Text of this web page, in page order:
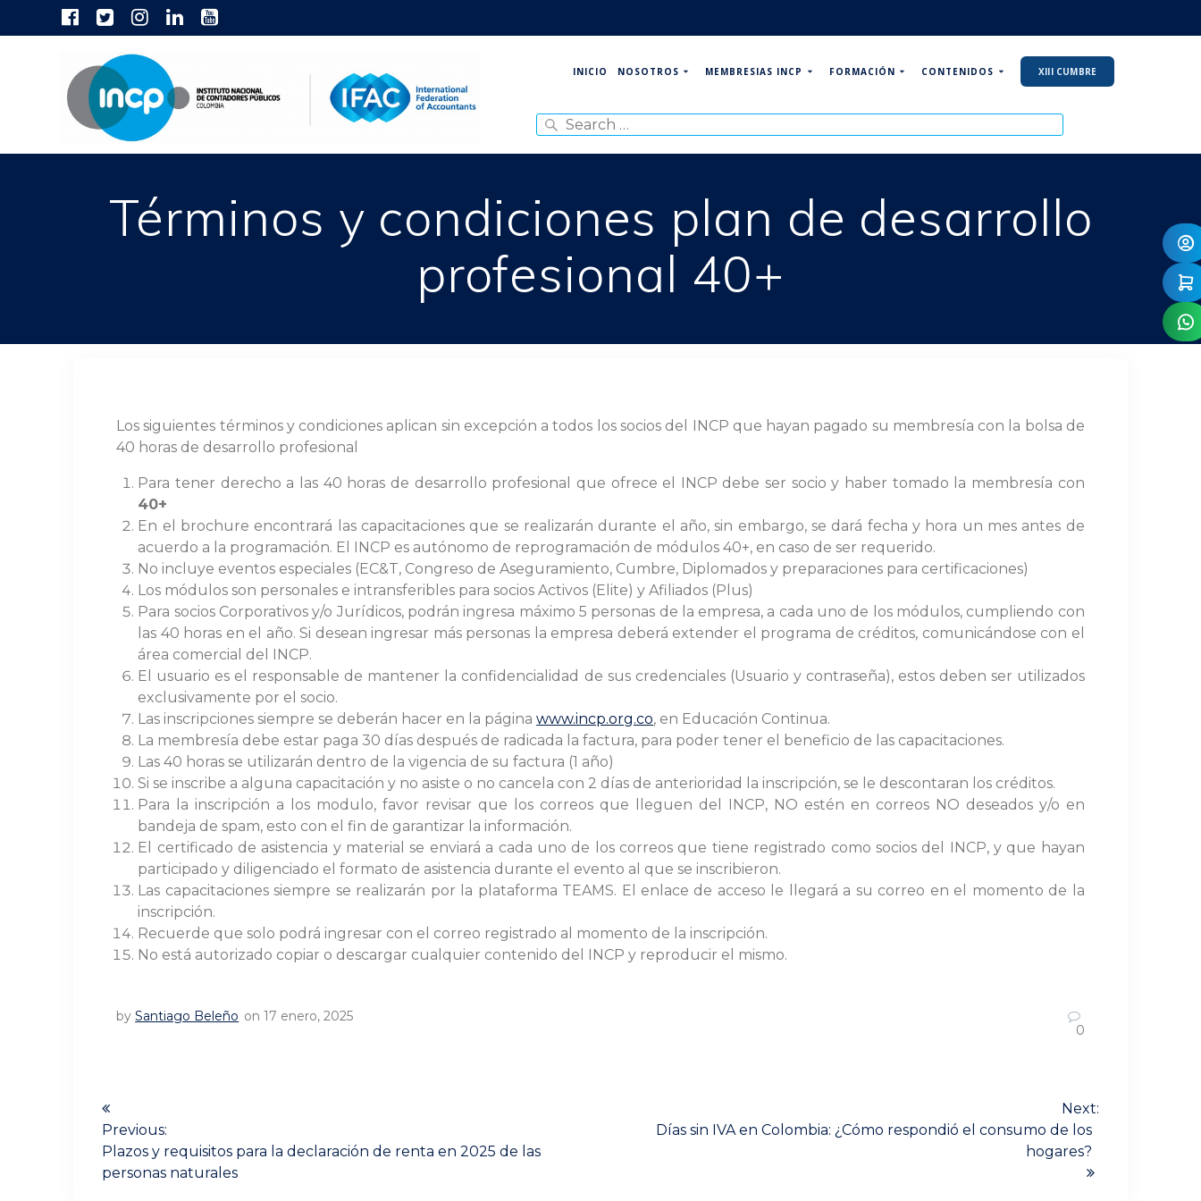
INICIO NOSOTROS MEMBRESIAS INCP FORMACIÓN CONTENIDOS XIII CUMBRE
for:
Términos y condiciones plan de desarrollo
profesional 40+
Los siguientes términos y condiciones aplican sin excepción a todos los socios del INCP que hayan pagado su membresía con la bolsa de
40 horas de desarrollo profesional
Para tener derecho a las 40 horas de desarrollo profesional que ofrece el INCP debe ser socio y haber tomado la membresía con
40+
En el brochure encontrará las capacitaciones que se realizarán durante el año, sin embargo, se dará fecha y hora un mes antes de
acuerdo a la programación. El INCP es autónomo de reprogramación de módulos 40+, en caso de ser requerido.
No incluye eventos especiales (EC&T, Congreso de Aseguramiento, Cumbre, Diplomados y preparaciones para certificaciones)
Los módulos son personales e intransferibles para socios Activos (Elite) y Afiliados (Plus)
Para socios Corporativos y/o Jurídicos, podrán ingresa máximo 5 personas de la empresa, a cada uno de los módulos, cumpliendo con
las 40 horas en el año. Si desean ingresar más personas la empresa deberá extender el programa de créditos, comunicándose con el
área comercial del INCP.
El usuario es el responsable de mantener la confidencialidad de sus credenciales (Usuario y contraseña), estos deben ser utilizados
exclusivamente por el socio.
Las inscripciones siempre se deberán hacer en la páginawww.incp.org.co, en Educación Continua.
La membresía debe estar paga 30 días después de radicada la factura, para poder tener el beneficio de las capacitaciones.
Las 40 horas se utilizarán dentro de la vigencia de su factura (1 año)
Si se inscribe a alguna capacitación y no asiste o no cancela con 2 días de anterioridad la inscripción, se le descontaran los créditos.
Para la inscripción a los modulo, favor revisar que los correos que lleguen del INCP, NO estén en correos NO deseados y/o en
bandeja de spam, esto con el fin de garantizar la información.
El certificado de asistencia y material se enviará a cada uno de los correos que tiene registrado como socios del INCP, y que hayan
participado y diligenciado el formato de asistencia durante el evento al que se inscribieron.
Las capacitaciones siempre se realizarán por la plataforma TEAMS. El enlace de acceso le llegará a su correo en el momento de la
inscripción.
Recuerde que solo podrá ingresar con el correo registrado al momento de la inscripción.
No está autorizado copiar o descargar cualquier contenido del INCP y reproducir el mismo.
bySantiago Beleño on 17 enero, 2025
0
Navegación
de
entradas
Previous:
Previous
post:
Plazos y requisitos para la declaración de renta en 2025 de las
personas naturales
Next:
Días sin IVA en Colombia: ¿Cómo respondió el consumo de los
hogares?